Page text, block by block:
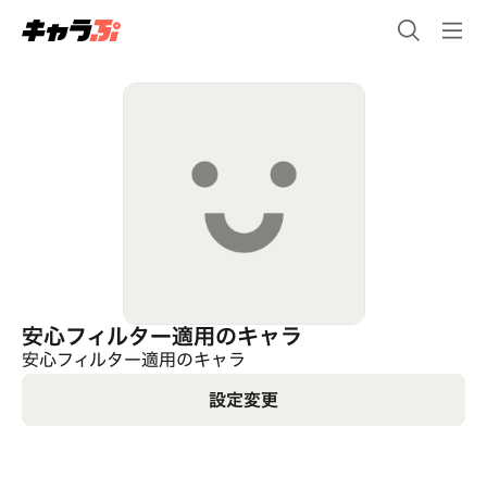
安心フィルター適用のキャラ
安心フィルター適用のキャラ
設定変更